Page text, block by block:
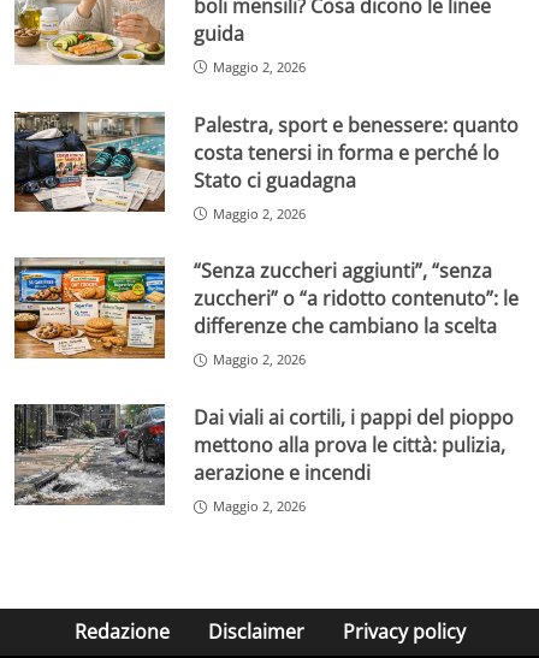
boli mensili? Cosa dicono le linee
guida
Maggio 2, 2026
Palestra, sport e benessere: quanto
costa tenersi in forma e perché lo
Stato ci guadagna
Maggio 2, 2026
“Senza zuccheri aggiunti”, “senza
zuccheri” o “a ridotto contenuto”: le
differenze che cambiano la scelta
Maggio 2, 2026
Dai viali ai cortili, i pappi del pioppo
mettono alla prova le città: pulizia,
aerazione e incendi
Maggio 2, 2026
Redazione Disclaimer Privacy policy